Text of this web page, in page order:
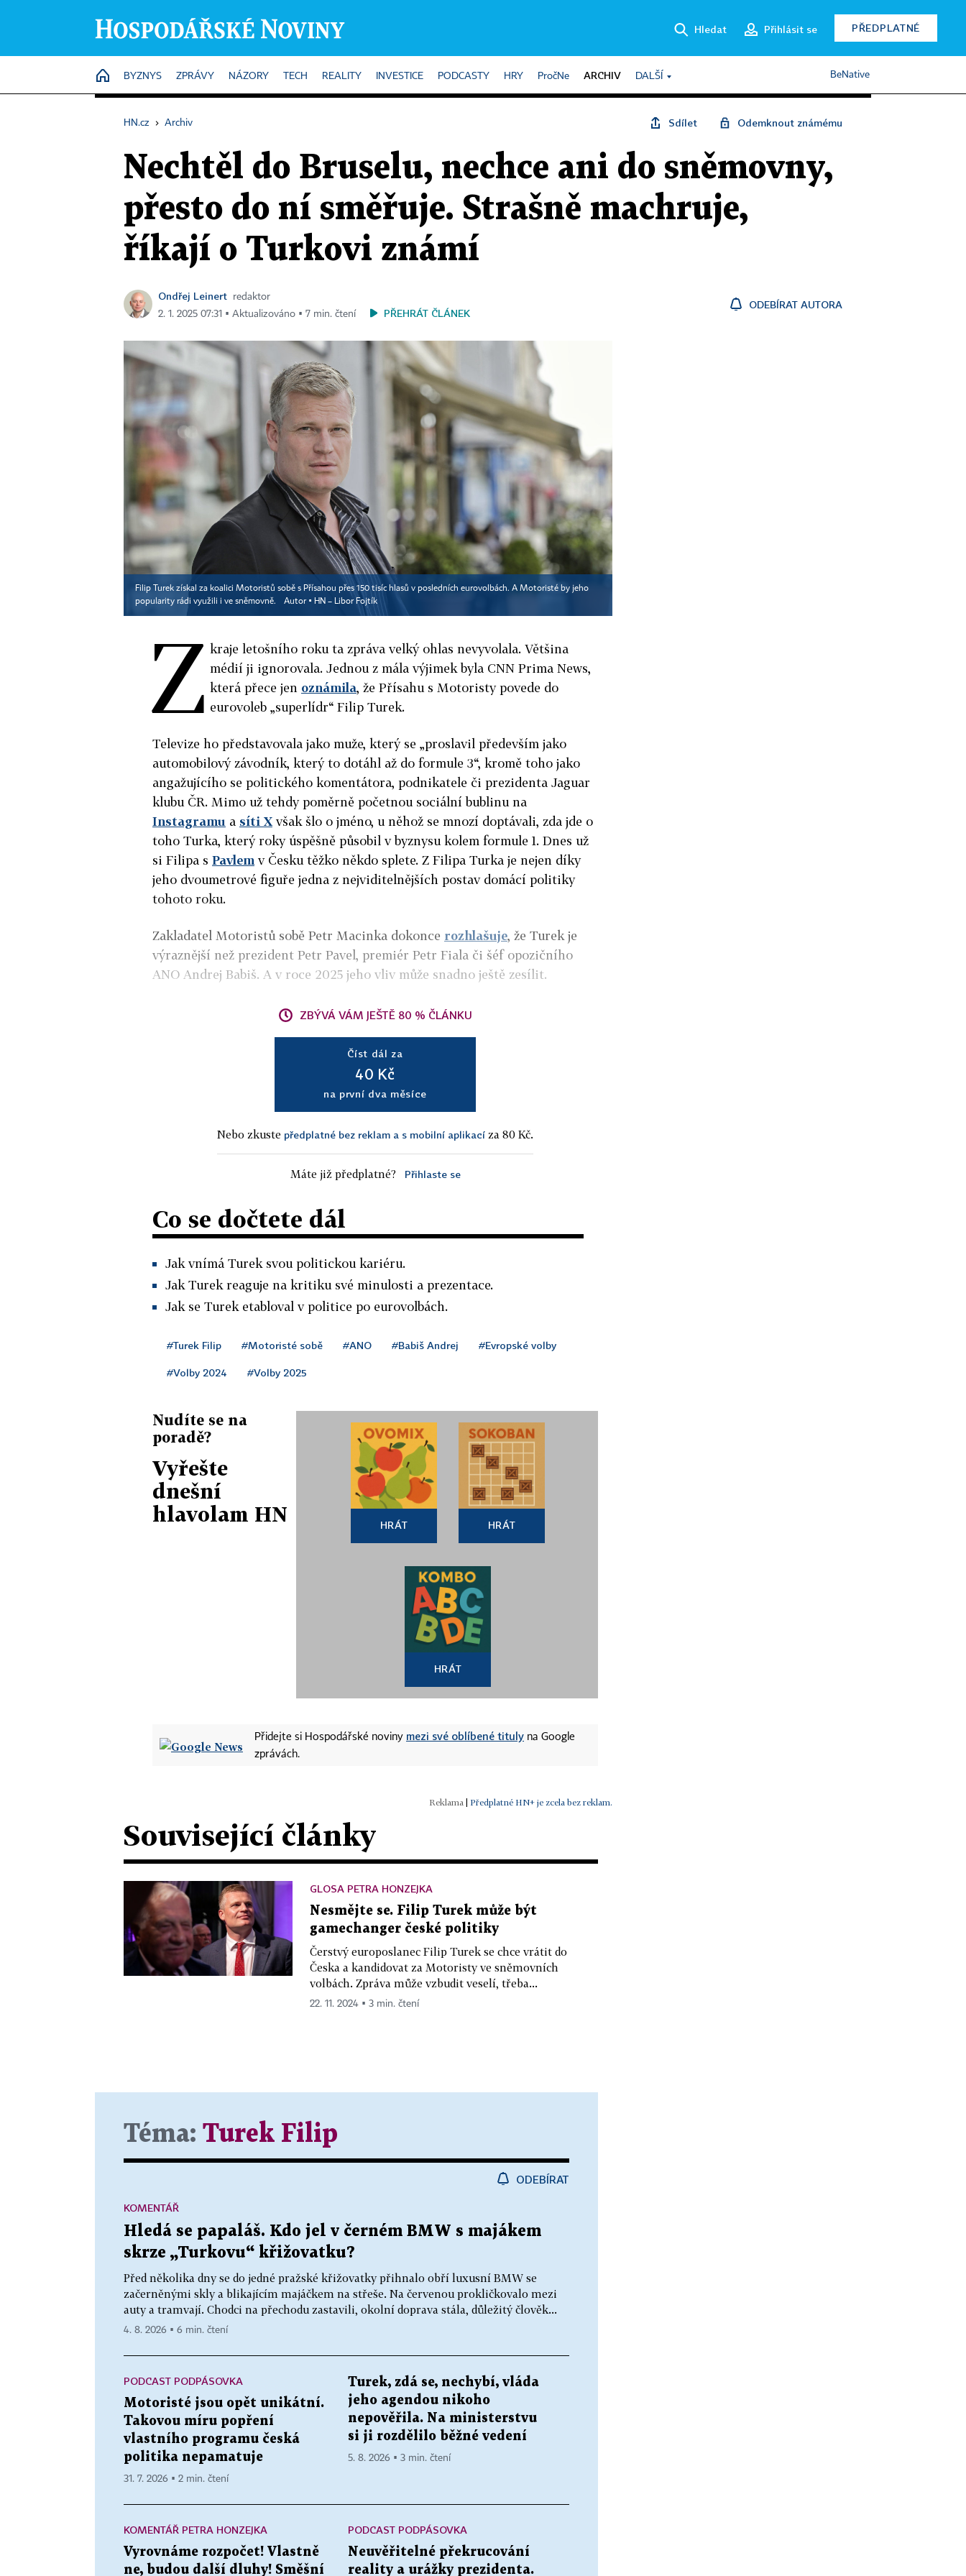
Hledat Přihlásit se PŘEDPLATNÉ
HOME
BYZNYS ZPRÁVY NÁZORY TECH REALITY INVESTICE PODCASTY HRY PročNe ARCHIV DALŠÍ BeNative
HN.cz › Archiv Sdílet Odemknout známému
Nechtěl do Bruselu, nechce ani do sněmovny,
přesto do ní směřuje. Strašně machruje,
říkají o Turkovi známí
Ondřej Leinert
redaktor
2. 1. 2025 07:31 ▪ Aktualizováno ▪ 7 min. čtení
PŘEHRÁT ČLÁNEK
ODEBÍRAT AUTORA
Filip Turek získal za koalici Motoristů sobě s Přísahou přes 150 tisíc hlasů v posledních eurovolbách. A Motoristé by jeho
popularity rádi využili i ve sněmovně.
Autor ▪ HN – Libor Fojtík
Z kraje letošního roku ta zpráva velký ohlas nevyvolala. Většina
médií ji ignorovala. Jednou z mála výjimek byla CNN Prima News,
která přece jen oznámila, že Přísahu s Motoristy povede do
eurovoleb „superlídr“ Filip Turek.
Televize ho představovala jako muže, který se „proslavil především jako
automobilový závodník, který to dotáhl až do formule 3“, kromě toho jako
angažujícího se politického komentátora, podnikatele či prezidenta Jaguar
klubu ČR. Mimo už tehdy poměrně početnou sociální bublinu na
Instagramu a síti X však šlo o jméno, u něhož se mnozí doptávali, zda jde o
toho Turka, který roky úspěšně působil v byznysu kolem formule 1. Dnes už
si Filipa s Pavlem v Česku těžko někdo splete. Z Filipa Turka je nejen díky
jeho dvoumetrové figuře jedna z nejviditelnějších postav domácí politiky
tohoto roku.
Zakladatel Motoristů sobě Petr Macinka dokonce rozhlašuje, že Turek je
výraznější než prezident Petr Pavel, premiér Petr Fiala či šéf opozičního
ANO Andrej Babiš. A v roce 2025 jeho vliv může snadno ještě zesílit.
ZBÝVÁ VÁM JEŠTĚ 80 % ČLÁNKU
Číst dál za
40 Kč
na první dva měsíce
Nebo zkuste předplatné bez reklam a s mobilní aplikací za 80 Kč.
Máte již předplatné? Přihlaste se
Co se dočtete dál
Jak vnímá Turek svou politickou kariéru.
Jak Turek reaguje na kritiku své minulosti a prezentace.
Jak se Turek etabloval v politice po eurovolbách.
#Turek Filip #Motoristé sobě #ANO #Babiš Andrej #Evropské volby
#Volby 2024 #Volby 2025
Nudíte se na
poradě?
Vyřešte
dnešní
hlavolam HN
HRÁT HRÁT
HRÁT
Přidejte si Hospodářské noviny mezi své oblíbené tituly na Google
zprávách.
| Předplatné HN+ je zcela bez reklam.
Související články
GLOSA PETRA HONZEJKA
Nesmějte se. Filip Turek může být
gamechanger české politiky
Čerstvý europoslanec Filip Turek se chce vrátit do
Česka a kandidovat za Motoristy ve sněmovních
volbách. Zpráva může vzbudit veselí, třeba...
22. 11. 2024 ▪ 3 min. čtení
Téma: Turek Filip
ODEBÍRAT
Hledá se papaláš. Kdo jel v černém BMW s majákem
skrze „Turkovu“ křižovatku?
Před několika dny se do jedné pražské křižovatky přihnalo obří luxusní BMW se
začerněnými skly a blikajícím majáčkem na střeše. Na červenou prokličkovalo mezi
auty a tramvají. Chodci na přechodu zastavili, okolní doprava stála, důležitý člověk...
KOMENTÁŘ
4. 8. 2026 ▪ 6 min. čtení
PODCAST PODPÁSOVKA
Motoristé jsou opět unikátní.
Takovou míru popření
vlastního programu česká
politika nepamatuje
31. 7. 2026 ▪ 2 min. čtení
Turek, zdá se, nechybí, vláda
jeho agendou nikoho
nepověřila. Na ministerstvu
si ji rozdělilo běžné vedení
5. 8. 2026 ▪ 3 min. čtení
KOMENTÁŘ PETRA HONZEJKA
Vyrovnáme rozpočet! Vlastně
ne, budou další dluhy! Směšní
PODCAST PODPÁSOVKA
Neuvěřitelné překrucování
reality a urážky prezidenta.